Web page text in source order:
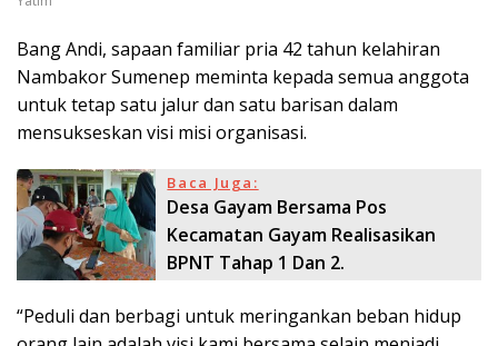
Bang Andi, sapaan familiar pria 42 tahun kelahiran
Nambakor Sumenep meminta kepada semua anggota
untuk tetap satu jalur dan satu barisan dalam
mensukseskan visi misi organisasi.
Baca Juga:
Desa Gayam Bersama Pos
Kecamatan Gayam Realisasikan
BPNT Tahap 1 Dan 2.
“Peduli dan berbagi untuk meringankan beban hidup